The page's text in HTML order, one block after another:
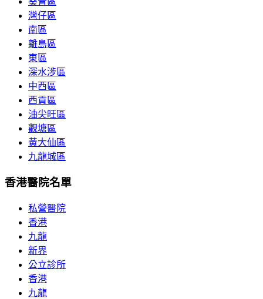
灣仔區
南區
離島區
東區
深水涉區
中西區
西貢區
油尖旺區
觀塘區
黃大仙區
九龍城區
香港醫院名單
私營醫院
香港
九龍
新界
公立診所
香港
九龍